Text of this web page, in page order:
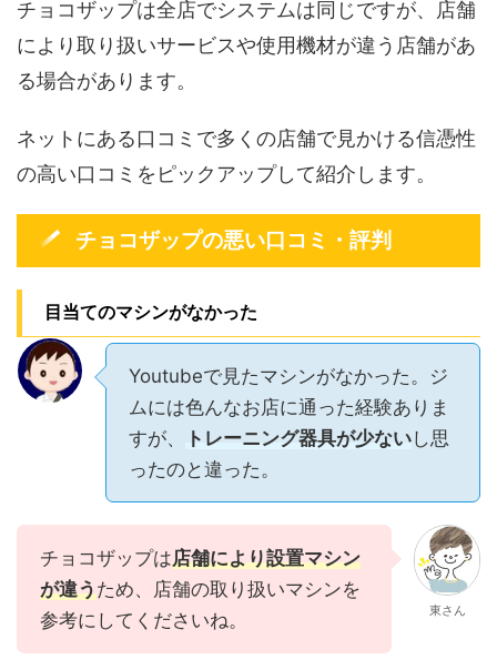
チョコザップは全店でシステムは同じですが、店舗
により取り扱いサービスや使用機材が違う店舗があ
る場合があります。
ネットにある口コミで多くの店舗で見かける信憑性
の高い口コミをピックアップして紹介します。
チョコザップの悪い口コミ・評判
目当てのマシンがなかった
Youtubeで見たマシンがなかった。ジ
ムには色んなお店に通った経験ありま
すが、
トレーニング器具が少ないし思
ったのと違った。
チョコザップは店舗により設置マシン
が違うため、店舗の取り扱いマシンを
参考にしてくださいね。
東さん